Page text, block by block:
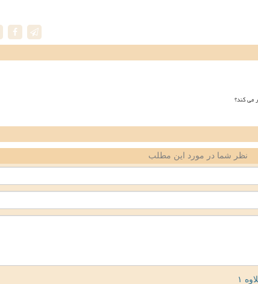
می کند؟
نظر شما در مورد این مطلب